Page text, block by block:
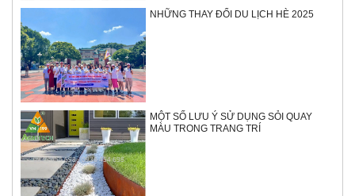
NHỮNG THAY ĐỔI DU LỊCH HÈ 2025
MỘT SỐ LƯU Ý SỬ DỤNG SỎI QUAY
MÀU TRONG TRANG TRÍ